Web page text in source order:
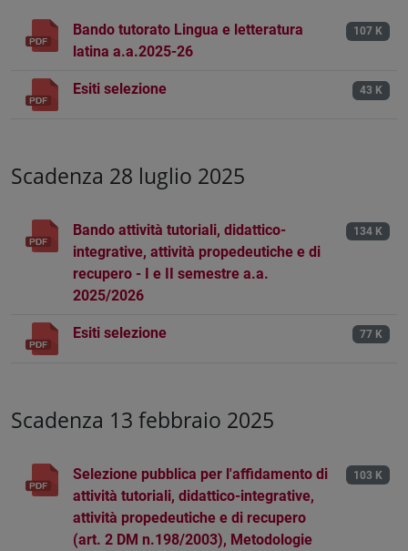
Bando tutorato Lingua e letteratura
latina a.a.2025-26
107 K
Esiti selezione 43 K
Scadenza 28 luglio 2025
Bando attività tutoriali, didattico-
integrative, attività propedeutiche e di
recupero - I e II semestre a.a.
2025/2026
134 K
Esiti selezione 77 K
Scadenza 13 febbraio 2025
Selezione pubblica per l'affidamento di
attività tutoriali, didattico-integrative,
attività propedeutiche e di recupero
(art. 2 DM n.198/2003), Metodologie
103 K